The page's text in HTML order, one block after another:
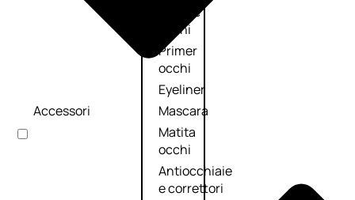
Palette
occhi
Primer
occhi
Eyeliner
Mascara
Matita
occhi
Antiocchiaie
e correttori
Accessori